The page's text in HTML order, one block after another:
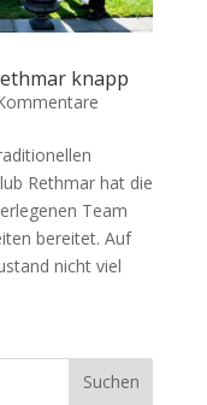
knapp
Rethmar hat die
Team
bereitet. Auf
nicht viel